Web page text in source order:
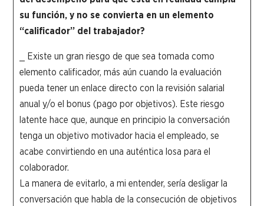
su función, y no se convierta en un elemento
“calificador” del trabajador?
_ Existe un gran riesgo de que sea tomada como
elemento calificador, más aún cuando la evaluación
pueda tener un enlace directo con la revisión salarial
anual y/o el bonus (pago por objetivos). Este riesgo
latente hace que, aunque en principio la conversación
tenga un objetivo motivador hacia el empleado, se
acabe convirtiendo en una auténtica losa para el
colaborador.
La manera de evitarlo, a mi entender, sería desligar la
conversación que habla de la consecución de objetivos